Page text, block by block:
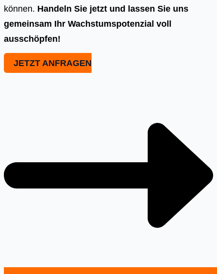
können. Handeln Sie jetzt und lassen Sie uns
gemeinsam Ihr Wachstumspotenzial voll
ausschöpfen!
JETZT ANFRAGEN